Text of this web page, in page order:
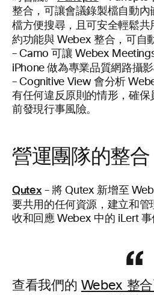
整合，可讓會議錄製檔自動
檔方便搜尋，且可安全輕鬆共
約功能與 Webex 整合，可自
– Camo 可讓 Webex
iPhone 做為專業品質網路攝影
– Cognitive View 會分析
有任何違反原則的情形，確保
前發現行事風險。
營運團隊的整合
Qutex– 將 Qutex 新增至
要共用的任何資源，建立和管
收和回應 Webex 中的 iLert 事
查看我們的 Webex 整